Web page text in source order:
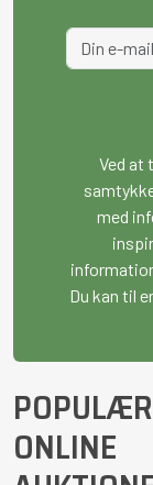
Ved at
med
Du kan til
ONLINE